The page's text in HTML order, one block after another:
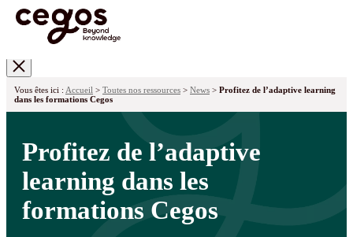
Vous êtes ici : Accueil > Toutes nos ressources > News > Profitez de l’adaptive learning
dans les formations Cegos
Profitez de l’adaptive
learning dans les
formations Cegos